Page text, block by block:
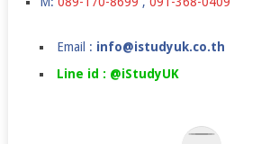
Email : info@istudyuk.co.th
Line id : @iStudyUK